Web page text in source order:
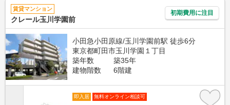
賃貸マンション
クレール玉川学園前
初期費用に注目
小田急小田原線/玉川学園前駅 徒歩6分
東京都町田市玉川学園１丁目
築年数
築35年
建物階数
6階建
即入居 無料オンライン相談可